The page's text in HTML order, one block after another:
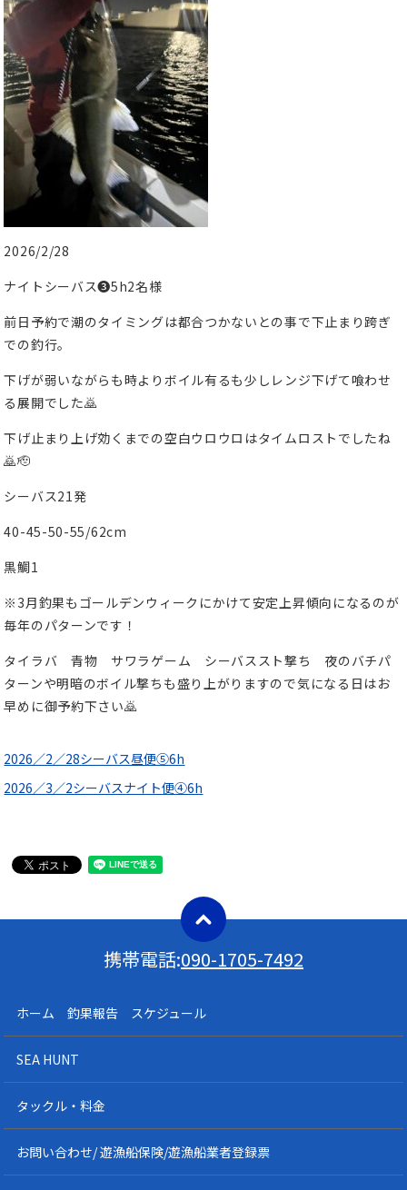
2026/2/28
ナイトシーバス❸5h2名様
前日予約で潮のタイミングは都合つかないとの事で下止まり跨ぎ
での釣行。
下げが弱いながらも時よりボイル有るも少しレンジ下げて喰わせ
る展開でした🙇
下げ止まり上げ効くまでの空白ウロウロはタイムロストでしたね
🙇🫡
シーバス21発
40-45-50-55/62cm
黒鯛1
※3月釣果もゴールデンウィークにかけて安定上昇傾向になるのが
毎年のパターンです！
タイラバ 青物 サワラゲーム シーバススト撃ち 夜のバチパ
ターンや明暗のボイル撃ちも盛り上がりますので気になる日はお
早めに御予約下さい🙇
2026／2／28シーバス昼便⑤6h
2026／3／2シーバスナイト便④6h
携帯電話:090-1705-7492
ホーム 釣果報告 スケジュール
SEA HUNT
タックル・料金
お問い合わせ/ 遊漁船保険/遊漁船業者登録票